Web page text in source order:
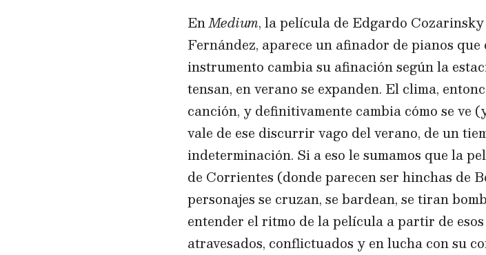
EnMedium, la película de Edgardo
Fernández, aparece un afinador de pianos
instrumento cambia su afinación según la
tensan, en verano se expanden. El clima,
canción, y definitivamente cambia cómo se ve
vale de ese discurrir vago del verano, de un
indeterminación. Si a eso le sumamos que la
de Corrientes (donde parecen ser hinchas de
personajes se cruzan, se bardean, se tiran
entender el ritmo de la película a partir de
atravesados, conflictuados y en lucha con su